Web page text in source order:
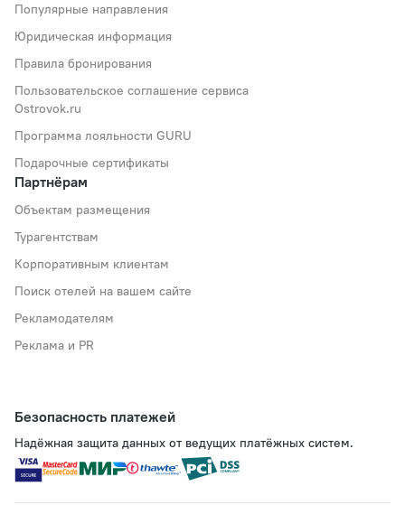
Популярные направления
Юридическая информация
Правила бронирования
Пользовательское соглашение сервиса
Ostrovok.ru
Программа лояльности GURU
Подарочные сертификаты
Партнёрам
Объектам размещения
Турагентствам
Корпоративным клиентам
Поиск отелей на вашем сайте
Рекламодателям
Реклама и PR
Безопасность платежей
Надёжная защита данных от ведущих платёжных систем.